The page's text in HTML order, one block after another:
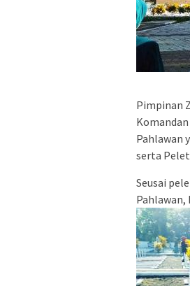
Pimpinan
Pahlawan
serta
Seusai